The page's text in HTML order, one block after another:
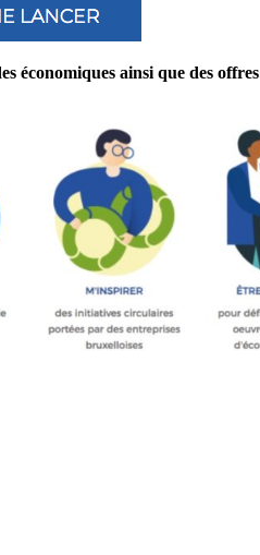
économiques ainsi que des